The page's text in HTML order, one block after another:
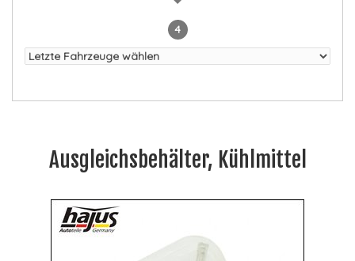
4
Ausgleichsbehälter, Kühlmittel